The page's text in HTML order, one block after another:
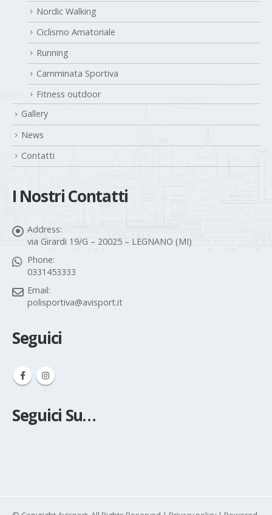
Nordic Walking
Ciclismo Amatoriale
Running
Camminata Sportiva
Fitness outdoor
Gallery
News
Contatti
I Nostri Contatti
Address:
via Girardi 19/G – 20025 – LEGNANO (MI)
Phone:
0331453333
Email:
polisportiva@avisport.it
Seguici
Seguici Su…
© Copyright Avisport. All Rights Reserved | Privacy policy | Powered